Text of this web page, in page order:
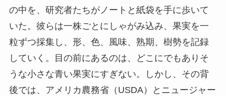
の中を、研究者たちがノートと紙袋を手に歩いて
いた。彼らは一株ごとにしゃがみ込み、果実を一
粒ずつ採集し、形、色、風味、熟期、樹勢を記録
していく。目の前にあるのは、どこにでもありそ
うな小さな青い果実にすぎない。しかし、その背
後では、アメリカ農務省（USDA）とニュージャー